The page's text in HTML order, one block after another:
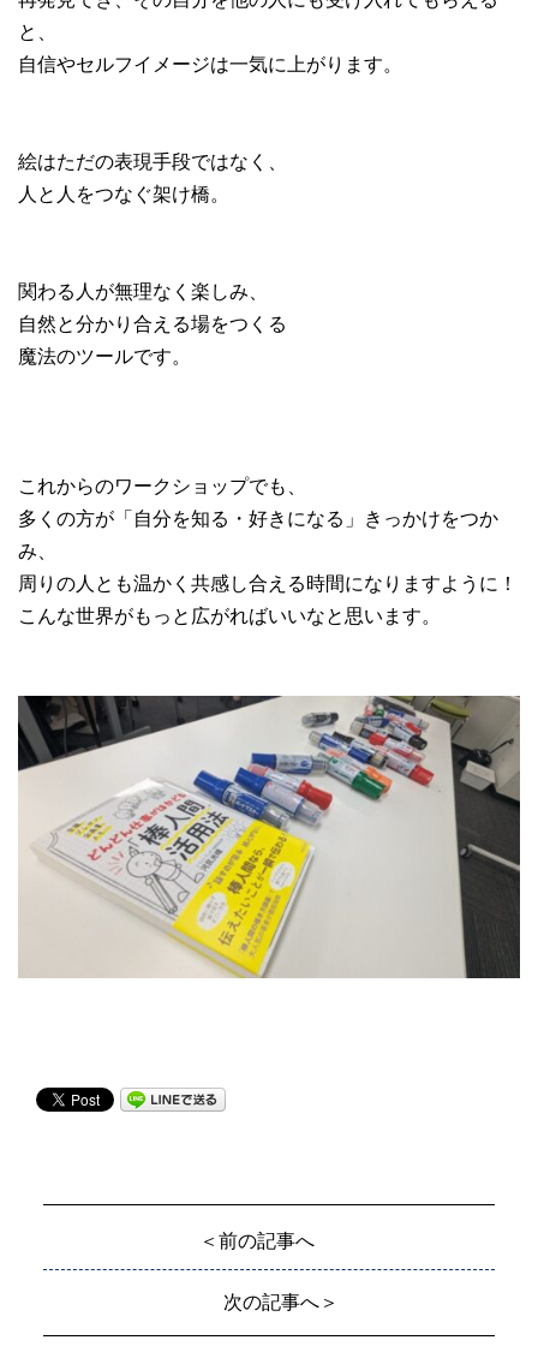
と、
自信やセルフイメージは一気に上がります。
絵はただの表現手段ではなく、
人と人をつなぐ架け橋。
関わる人が無理なく楽しみ、
自然と分かり合える場をつくる
魔法のツールです。
これからのワークショップでも、
多くの方が「自分を知る・好きになる」きっかけをつか
み、
周りの人とも温かく共感し合える時間になりますように！
こんな世界がもっと広がればいいなと思います。
＜前の記事へ
次の記事へ＞